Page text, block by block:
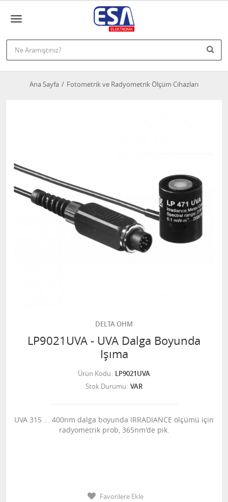
Ana Sayfa Fotometrik ve Radyometrik Ölçüm Cihazları
DELTA OHM
LP9021UVA - UVA Dalga Boyunda
Işıma
Ürün Kodu LP9021UVA
Stok Durumu VAR
UVA 315 ... 400nm dalga boyunda IRRADIANCE ölçümü için
radyometrik prob, 365nm'de pik.
Favorilere Ekle